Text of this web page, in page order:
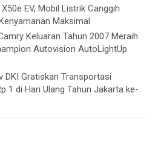
X50e EV, Mobil Listrik Canggih
Maksimal
Keluaran Tahun 2007 Meraih
Autovision AutoLightUp
DKI Gratiskan Transportasi
1 di Hari Ulang Tahun Jakarta ke-